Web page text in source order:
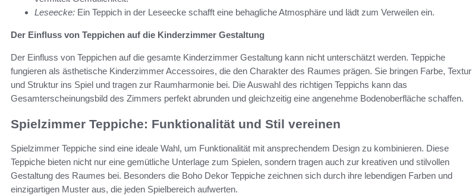
Leseecke: Ein Teppich in der Leseecke schafft eine behagliche Atmosphäre und lädt zum Verweilen ein.
Der Einfluss von Teppichen auf die Kinderzimmer Gestaltung
Der Einfluss von Teppichen auf die gesamte Kinderzimmer Gestaltung kann nicht unterschätzt werden. Teppiche
fungieren als ästhetische Kinderzimmer Accessoires, die den Charakter des Raumes prägen. Sie bringen Farbe, Textur
und Struktur ins Spiel und tragen zur Raumharmonie bei. Die Auswahl des richtigen Teppichs kann das
Gesamterscheinungsbild des Zimmers perfekt abrunden und gleichzeitig eine angenehme Bodenoberfläche schaffen.
Spielzimmer Teppiche: Funktionalität und Stil vereinen
Spielzimmer Teppiche sind eine ideale Wahl, um Funktionalität mit ansprechendem Design zu kombinieren. Diese
Teppiche bieten nicht nur eine gemütliche Unterlage zum Spielen, sondern tragen auch zur kreativen und stilvollen
Gestaltung des Raumes bei. Besonders die Boho Dekor Teppiche zeichnen sich durch ihre lebendigen Farben und
einzigartigen Muster aus, die jeden Spielbereich aufwerten.